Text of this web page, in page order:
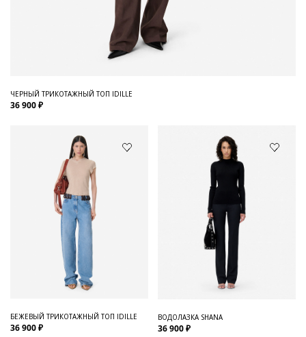
ЧЕРНЫЙ ТРИКОТАЖНЫЙ ТОП IDILLE
36 900 ₽
БЕЖЕВЫЙ ТРИКОТАЖНЫЙ ТОП IDILLE
36 900 ₽
ВОДОЛАЗКА SHANA
36 900 ₽